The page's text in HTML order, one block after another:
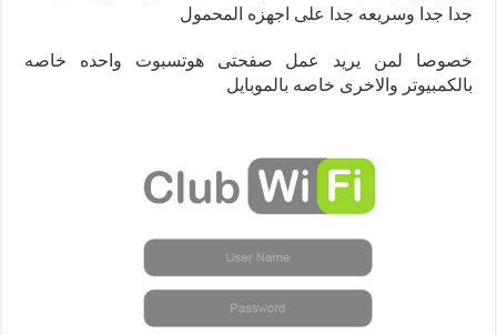
جدا جدا وسريعه جدا على اجهزه المحمول
خصوصا لمن يريد عمل صفحتى هوتسبوت واحده خاصه
بالكمبيوتر والاخرى خاصه بالموبايل